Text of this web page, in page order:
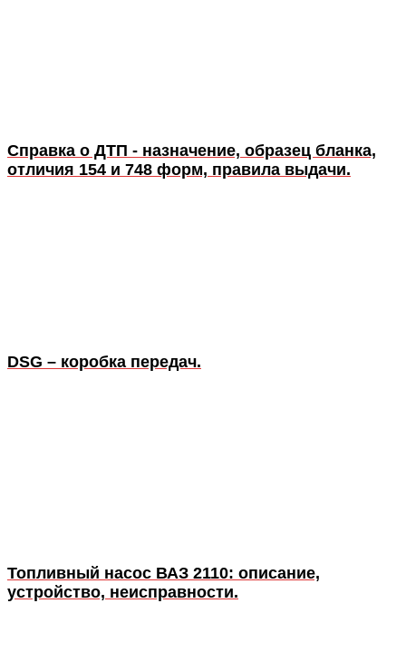
Справка о ДТП - назначение, образец бланка,
отличия 154 и 748 форм, правила выдачи.
DSG – коробка передач.
Топливный насос ВАЗ 2110: описание,
устройство, неисправности.